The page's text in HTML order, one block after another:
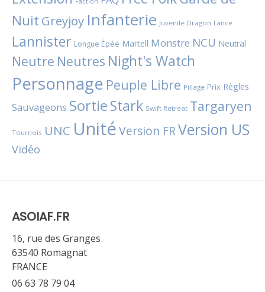
Nuit Greyjoy Infanterie Juvenile Dragon Lance
Lannister Longue Épée Martell Monstre NCU Neutral
Neutre Neutres Night's Watch
Personnage Peuple Libre Pillage Prix Règles
Sauvageons SortieStark Swift Retreat Targaryen
Tournois UNC UnitéVersion FRVersion US
Vidéo
ASOIAF.FR
16, rue des Granges
63540 Romagnat
FRANCE
06 63 78 79 04